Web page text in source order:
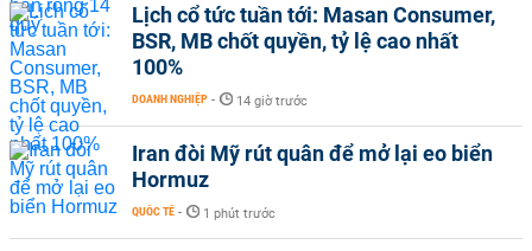
Lịch cổ tức tuần tới: Masan Consumer,
BSR, MB chốt quyền, tỷ lệ cao nhất
100%
DOANH NGHIỆP - 14 giờ trước
Iran đòi Mỹ rút quân để mở lại eo biển
Hormuz
QUỐC TẾ - 1 phút trước